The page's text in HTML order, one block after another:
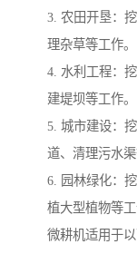
3. 农田开垦：
理杂草等工作。
4. 水利工程：
建堤坝等工作。
5. 城市建设：
道、清理污水渠
6. 园林绿化：
植大型植物等工
微耕机适用于以